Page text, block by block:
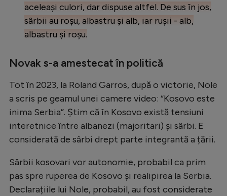
aceleași culori, dar dispuse altfel. De sus în jos,
sârbii au roșu, albastru și alb, iar rușii - alb,
albastru și roșu.
Novak s-a amestecat în politică
Tot în 2023, la Roland Garros, după o victorie, Nole
a scris pe geamul unei camere video: “Kosovo este
inima Serbia”. Știm că în Kosovo există tensiuni
interetnice între albanezi (majoritari) și sârbi. E
considerată de sârbi drept parte integrantă a țării.
Sârbii kosovari vor autonomie, probabil ca prim
pas spre ruperea de Kosovo și realipirea la Serbia.
Declarațiile lui Nole, probabil, au fost considerate